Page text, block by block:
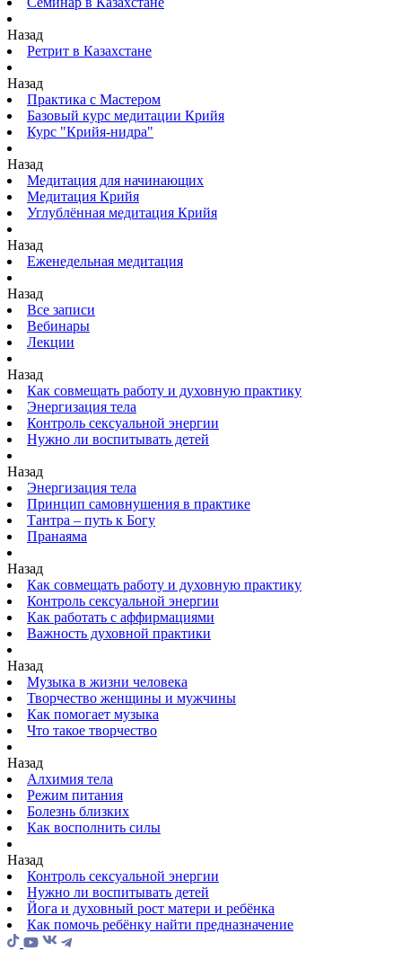
Назад
Ретрит в Казахстане
Назад
Практика с Мастером
Базовый курс медитации Крийя
Курс "Крийя-нидра"
Назад
Медитация для начинающих
Медитация Крийя
Углублённая медитация Крийя
Назад
Еженедельная медитация
Назад
Все записи
Вебинары
Лекции
Назад
Как совмещать работу и духовную практику
Энергизация тела
Контроль сексуальной энергии
Нужно ли воспитывать детей
Назад
Энергизация тела
Принцип самовнушения в практике
Тантра – путь к Богу
Пранаяма
Назад
Как совмещать работу и духовную практику
Контроль сексуальной энергии
Как работать с аффирмациями
Важность духовной практики
Назад
Музыка в жизни человека
Творчество женщины и мужчины
Как помогает музыка
Что такое творчество
Назад
Алхимия тела
Режим питания
Болезнь близких
Как восполнить силы
Назад
Контроль сексуальной энергии
Нужно ли воспитывать детей
Йога и духовный рост матери и ребёнка
Как помочь ребёнку найти предназначение